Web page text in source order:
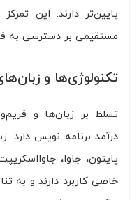
پایین‌تر دارند. این
مستقیمی بر دسترسی به
تکنولوژی‌ها و
تسلط بر زبان‌ها و
درآمد برنامه‌ نویس دارد.
پایتون، جاوا،
خاصی کاربرد دارند و به